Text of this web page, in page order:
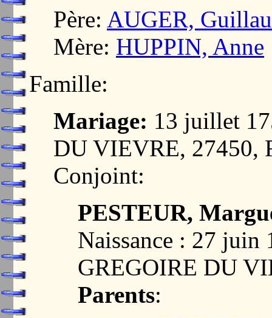
Père: AUGER,
Mère: HUPPIN, Anne
Famille:
Mariage: 13 juillet
DU VIEVRE, 27450,
Conjoint:
PESTEUR,
Naissance : 27 juin
GREGOIRE DU
Parents: